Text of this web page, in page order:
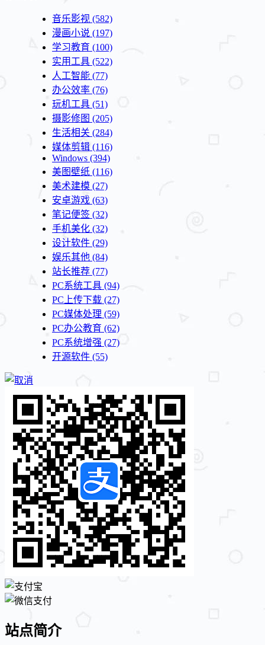
音乐影视 (582)
漫画小说 (197)
学习教育 (100)
实用工具 (522)
人工智能 (77)
办公效率 (76)
玩机工具 (51)
摄影修图 (205)
生活相关 (284)
媒体剪辑 (116)
Windows (394)
美图壁纸 (116)
美术建模 (27)
安卓游戏 (63)
笔记便签 (32)
手机美化 (32)
设计软件 (29)
娱乐其他 (84)
站长推荐 (77)
PC系统工具 (94)
PC上传下载 (27)
PC媒体处理 (59)
PC办公教育 (62)
PC系统增强 (27)
开源软件 (55)
站点简介